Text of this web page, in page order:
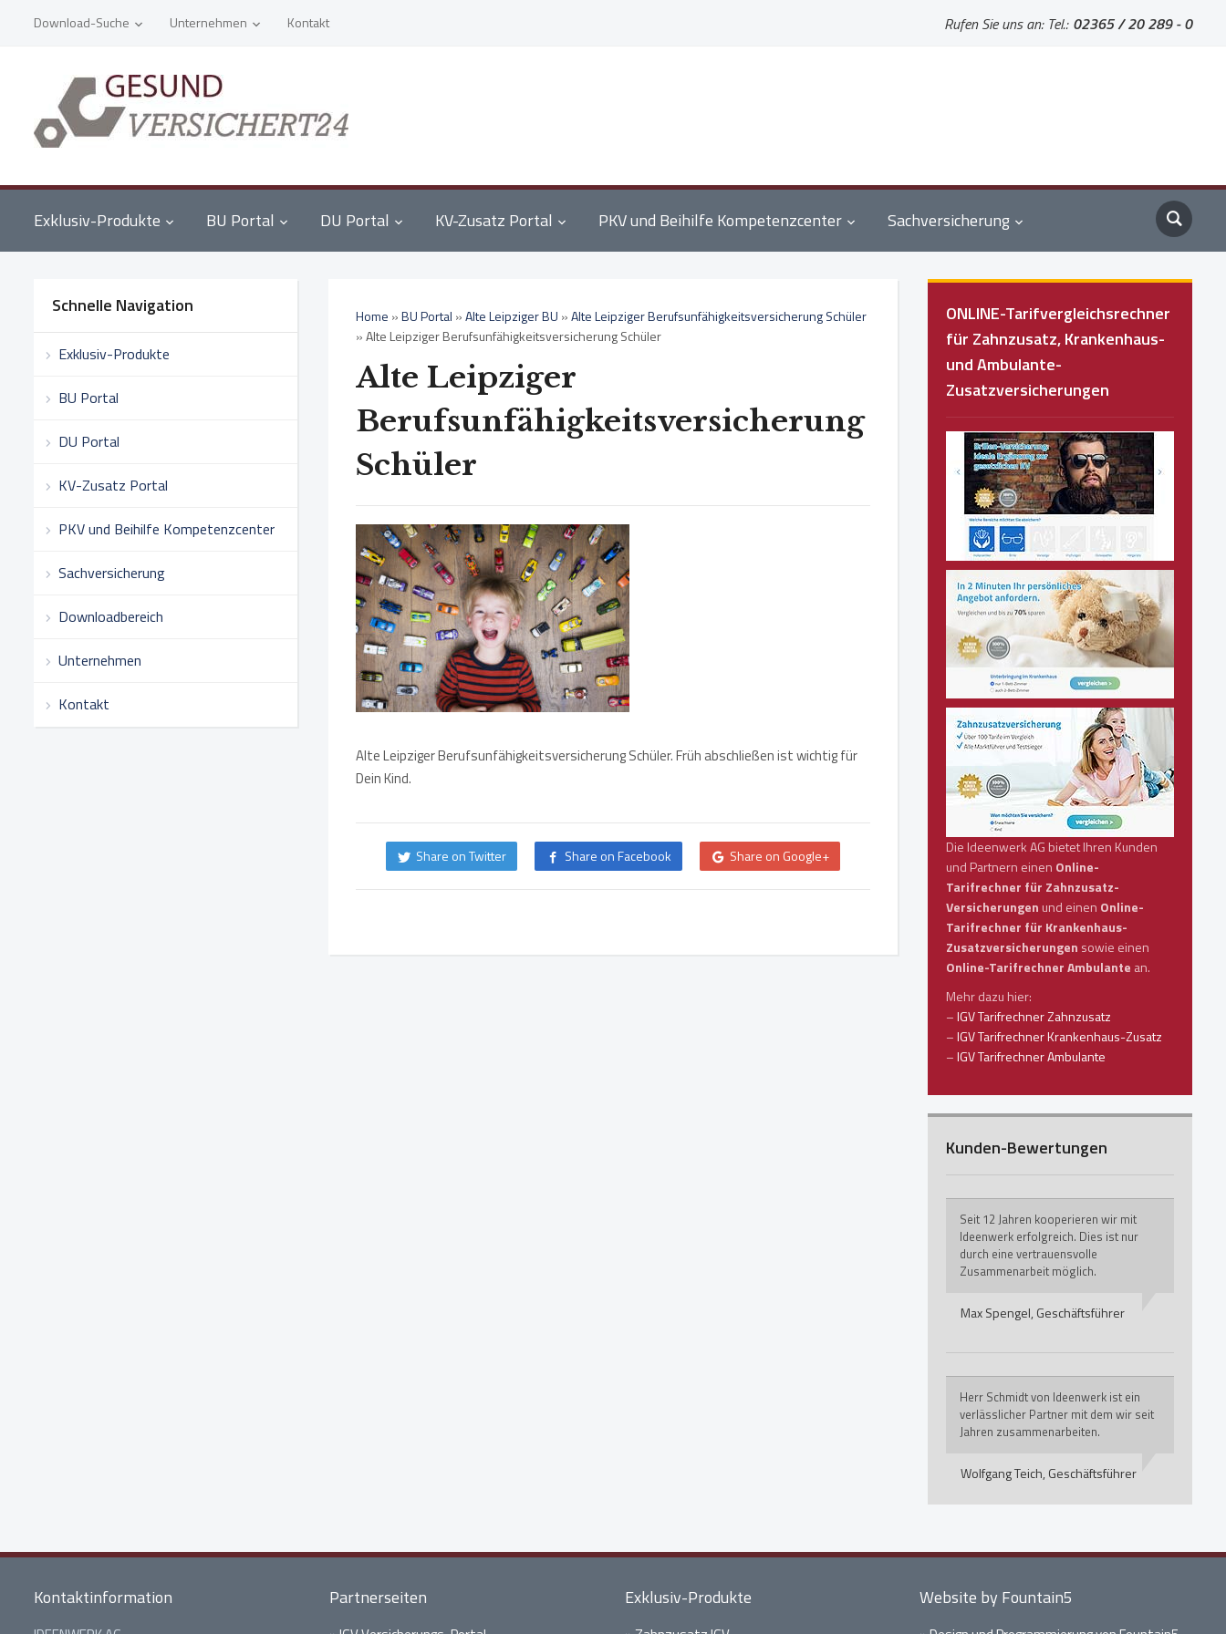
Download-Suche Unternehmen Kontakt Rufen Sie uns an: Tel.: 02365 / 20 289 - 0
Exklusiv-Produkte BU Portal DU Portal KV-Zusatz Portal PKV und Beihilfe Kompetenzcenter Sachversicherung
Schnelle Navigation
Exklusiv-Produkte
BU Portal
DU Portal
KV-Zusatz Portal
PKV und Beihilfe Kompetenzcenter
Sachversicherung
Downloadbereich
Unternehmen
Kontakt
Home »BU Portal »Alte Leipziger BU »Alte Leipziger Berufsunfähigkeitsversicherung Schüler
»Alte Leipziger Berufsunfähigkeitsversicherung Schüler
Alte Leipziger
Berufsunfähigkeitsversicherung
Schüler
Alte Leipziger Berufsunfähigkeitsversicherung Schüler. Früh abschließen ist wichtig für
Dein Kind.
Share on Twitter Share on Facebook Share on Google+
ONLINE-Tarifvergleichsrechner
für Zahnzusatz, Krankenhaus-
und Ambulante-
Zusatzversicherungen
Die Ideenwerk AG bietet Ihren Kunden
und Partnern einen Online-
Tarifrechner für Zahnzusatz-
Versicherungen und einen Online-
Tarifrechner für Krankenhaus-
Zusatzversicherungen sowie einen
Online-Tarifrechner Ambulante an.
Mehr dazu hier:
–IGV Tarifrechner Zahnzusatz
–IGV Tarifrechner Krankenhaus-Zusatz
–IGV Tarifrechner Ambulante
Kunden-Bewertungen
Seit 12 Jahren kooperieren wir mit
Ideenwerk erfolgreich. Dies ist nur
durch eine vertrauensvolle
Zusammenarbeit möglich.
Max Spengel, Geschäftsführer
Herr Schmidt von Ideenwerk ist ein
verlässlicher Partner mit dem wir seit
Jahren zusammenarbeiten.
Wolfgang Teich, Geschäftsführer
Kontaktinformation Partnerseiten Exklusiv-Produkte Website by Fountain5